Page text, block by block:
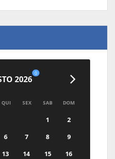
2026
0
QUI SEX SAB DOM
1
2
6 7 8
9
13 14 15
16